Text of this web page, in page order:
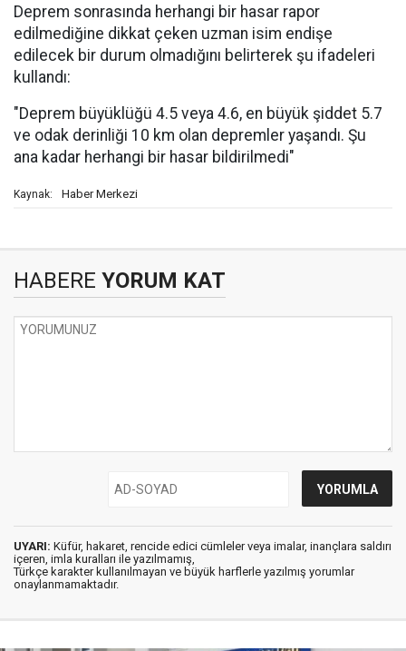
Deprem sonrasında herhangi bir hasar rapor
edilmediğine dikkat çeken uzman isim endişe
edilecek bir durum olmadığını belirterek şu ifadeleri
kullandı:
"Deprem büyüklüğü 4.5 veya 4.6, en büyük şiddet 5.7
ve odak derinliği 10 km olan depremler yaşandı. Şu
ana kadar herhangi bir hasar bildirilmedi"
Kaynak: Haber Merkezi
HABERE YORUM KAT
UYARI: Küfür, hakaret, rencide edici cümleler veya imalar, inançlara saldırı
içeren, imla kuralları ile yazılmamış,
Türkçe karakter kullanılmayan ve büyük harflerle yazılmış yorumlar
onaylanmamaktadır.